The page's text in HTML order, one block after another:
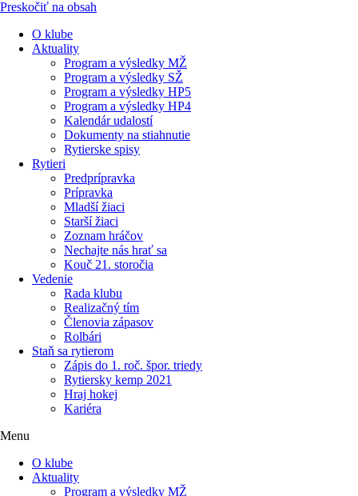
Preskočiť na obsah
O klube
Aktuality
Program a výsledky MŽ
Program a výsledky SŽ
Program a výsledky HP5
Program a výsledky HP4
Kalendár udalostí
Dokumenty na stiahnutie
Rytierske spisy
Rytieri
Predprípravka
Prípravka
Mladší žiaci
Starší žiaci
Zoznam hráčov
Nechajte nás hrať sa
Kouč 21. storočia
Vedenie
Rada klubu
Realizačný tím
Členovia zápasov
Rolbári
Staň sa rytierom
Zápis do 1. roč. špor. triedy
Rytiersky kemp 2021
Hraj hokej
Kariéra
Menu
O klube
Aktuality
Program a výsledky MŽ